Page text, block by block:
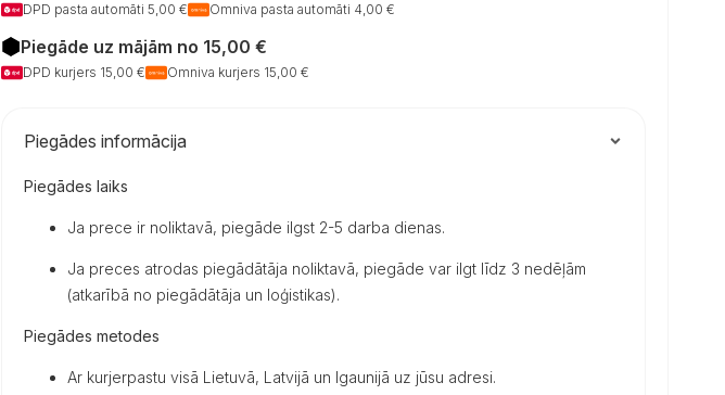
DPD pasta automāti 5,00 € Omniva pasta automāti 4,00 €
Piegāde uz mājām no 15,00 €
DPD kurjers 15,00 € Omniva kurjers 15,00 €
Piegādes informācija
Piegādes laiks
Ja prece ir noliktavā, piegāde ilgst 2-5 darba dienas.
Ja preces atrodas piegādātāja noliktavā, piegāde var ilgt līdz 3 nedēļām
(atkarībā no piegādātāja un loģistikas).
Piegādes metodes
Ar kurjerpastu visā Lietuvā, Latvijā un Igaunijā uz jūsu adresi.